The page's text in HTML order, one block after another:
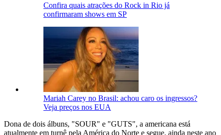
Confira quais atrações do Rock in Rio já
confirmaram shows em SP
Mariah Carey no Brasil: achou caro os ingressos?
Veja preços nos EUA
Dona de dois álbuns, "SOUR" e "GUTS", a americana está
atualmente em turnê pela América do Norte e segue, ainda neste ano